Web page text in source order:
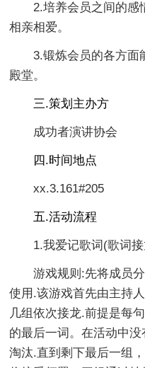
2.培养会员之间的感
相亲相爱。
3.锻炼会员的各方面
殿堂。
三.策划主办方
成功者演讲协会
四.时间地点
xx.3.161#205
五.活动流程
1.我爱记歌词(歌词接
游戏规则:先将成员分
使用.该游戏首先由主持
几组依次接龙.前提是每
的最后一词。在活动中
淘汰.直到剩下最后一组